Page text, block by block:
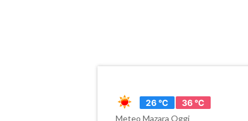
26 °C
36 °C
Meteo Mazara Oggi